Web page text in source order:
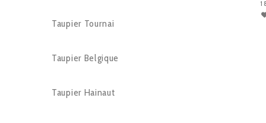
Taupier Tournai
Taupier Belgique
Taupier Hainaut